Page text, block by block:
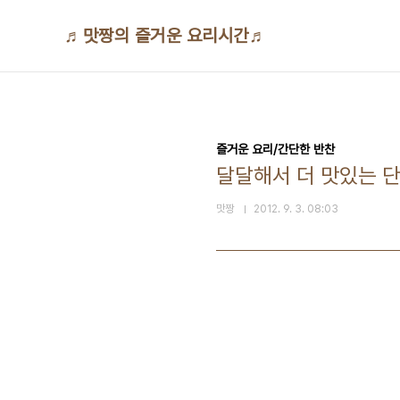
♬맛짱의 즐거운 요리시간♬
즐거운 요리/간단한 반찬
달달해서 더 맛있는
맛짱 2012. 9. 3. 08:03